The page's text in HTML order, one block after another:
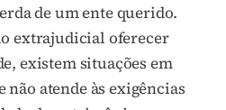
de um ente querido.
extrajudicial oferecer
existem situações em
atende às exigências